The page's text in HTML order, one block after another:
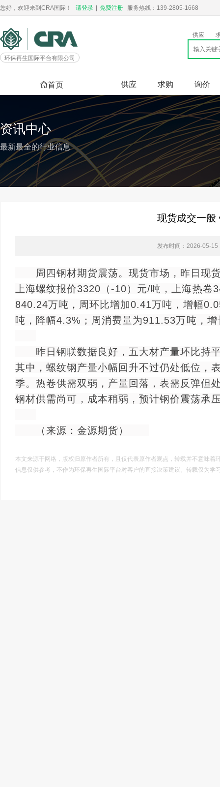
您好，欢迎来到CRA国际！ 请登录 免费注册 服务热线：139-2805-1668
环保再生国际平台有限公司
供应
首页 供应 求购 询价
资讯中心
最新最全的行业信息
现货成交一般
发布时间：2026-05-
周四钢材期货震荡。现货市场，昨日现
上海螺纹报价3320（-10）元/吨，上海热
840.24万吨，周环比增加0.41万吨，增幅
吨，降幅4.3%；周消费量为911.53万吨，
昨日钢联数据良好，五大材产量环比持
其中，螺纹钢产量小幅回升不过仍处低位，
季。热卷供需双弱，产量回落，表需反弹但
钢材供需尚可，成本稍弱，预计钢价震荡承
（来源：金源期货）
本文来源于网络，版权归原作者所有，且仅代表原作者观点，转载并不意味
信息仅供参考，不作为环保再生国际平台对客户的直接决策建议。转载仅为